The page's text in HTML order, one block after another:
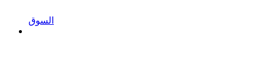
السوق